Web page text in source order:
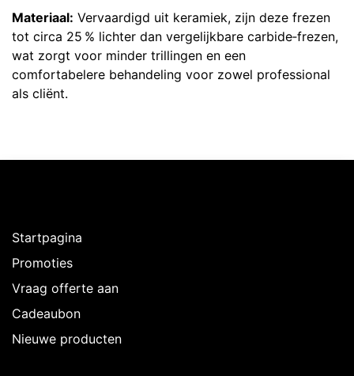
Materiaal: Vervaardigd uit keramiek, zijn deze frezen
tot circa 25 % lichter dan vergelijkbare carbide‑frezen,
wat zorgt voor minder trillingen en een
comfortabelere behandeling voor zowel professional
als cliënt.
Startpagina
Promoties
Vraag offerte aan
Cadeaubon
Nieuwe producten